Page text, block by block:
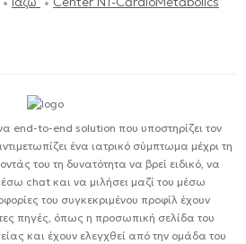
end-to-end solution που υποστηρίζει τον
ένα ιατρικό σύμπτωμα μέχρι τη
του τη δυνατότητα να βρεί ειδικό, να
chat και να μιλήσει μαζί του μέσω
του συγκεκριμένου προφίλ έχουν
πηγές, όπως η προσωπική σελίδα του
και έχουν ελεγχθεί από την ομάδα του